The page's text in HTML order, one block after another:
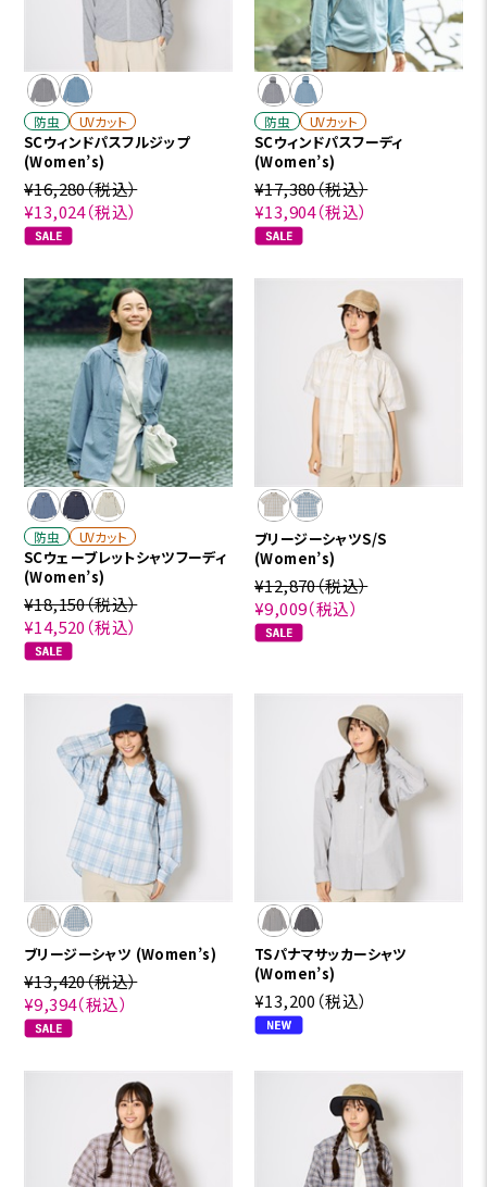
防虫 UVカット
SCウィンドパスフルジップ
(Women’s)
¥16,280（税込）
¥13,024（税込）
防虫 UVカット
SCウィンドパスフーディ
(Women’s)
¥17,380（税込）
¥13,904（税込）
防虫 UVカット
SCウェーブレットシャツフーディ
(Women’s)
¥18,150（税込）
¥14,520 （税込）
ブリージーシャツS/S
(Women’s)
¥12,870（税込）
¥9,009（税込）
ブリージーシャツ (Women’s)
¥13,420（税込）
¥9,394（税込）
TSパナマサッカーシャツ
(Women’s)
¥13,200 （税込）